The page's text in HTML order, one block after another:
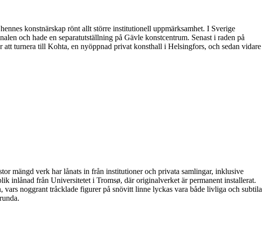
konstnärskap rönt allt större institutionell uppmärksamhet. I Sverige
och hade en separatutställning på Gävle konstcentrum. Senast i raden på
turnera till Kohta, en nyöppnad privat konsthall i Helsingfors, och sedan vidare
mängd verk har lånats in från institutioner och privata samlingar, inklusive
inlånad från Universitetet i Tromsø, där originalverket är permanent installerat.
noggrant tråcklade figurer på snövitt linne lyckas vara både livliga och subtila